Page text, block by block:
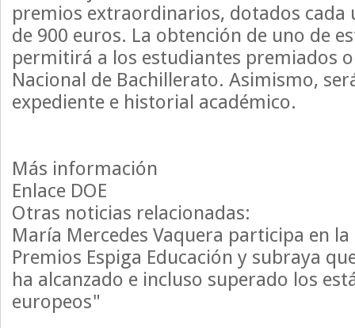
premios extraordinarios, dotados cada
de 900 euros. La obtención de uno de
permitirá a los estudiantes premiados
Nacional de Bachillerato. Asimismo,
expediente e historial académico.
Más información
Enlace DOE
Otras noticias relacionadas:
María Mercedes Vaquera participa en
Premios Espiga Educación y subraya
ha alcanzado e incluso superado los
europeos"